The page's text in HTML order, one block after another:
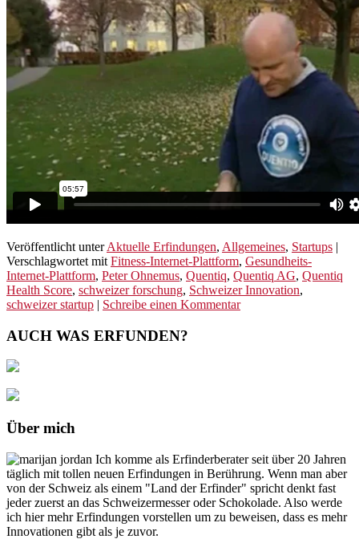
Veröffentlicht unter Aktuelle Erfindungen, Allgemeines, Startups |
Verschlagwortet mit Fitness-Internet-Plattform, Gesundheits-
Internet-Plattform, Peter Ohnemus, Quentiq, Quentiq AG, Quentiq
Health Score, schweizer forschung, Schweizer Innovation,
schweizer startup | Schreibe einen Kommentar
AUCH WAS ERFUNDEN?
Über mich
Ich komme als Erfinderberater seit über 20 Jahren
täglich mit tollen neuen Erfindungen in Berührung. Wenn man aber
von der Schweiz als einem "Land der Erfinder" spricht denkt fast
jeder zuerst an das Schweizermesser oder Schokolade. Also werde
ich hier mehr Erfindungen vorstellen um zu beweisen, dass es mehr
Innovationen gibt als je zuvor.